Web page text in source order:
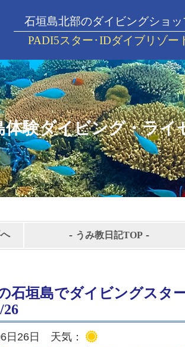
石垣島北部のダイビングショッ
PADI5スター･IDダイブリゾー
体験ダイビング・ライ
- うみ教日記TOP -
石垣島でダイビングス
26
日26日 天気：